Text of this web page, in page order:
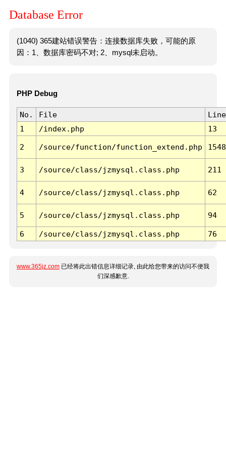
Database Error
(1040) 365建站错误警告：连接数据库失败，可能的原
因：1、数据库密码不对; 2、mysql未启动。
PHP Debug
No. File
Line
1
/index.php 13
2 /source/function/function_extend.php 1548
3 /source/class/jzmysql.class.php 211
4 /source/class/jzmysql.class.php 62
5 /source/class/jzmysql.class.php 94
6 /source/class/jzmysql.class.php 76
www.365jz.com 已经将此出错信息详细记录, 由此给您带来的访问不便我
们深感歉意.